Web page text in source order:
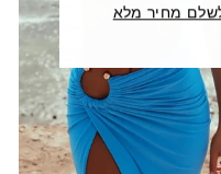
מחיר מלא